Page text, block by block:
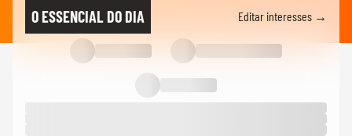
O ESSENCIAL DO DIA Editar interesses →